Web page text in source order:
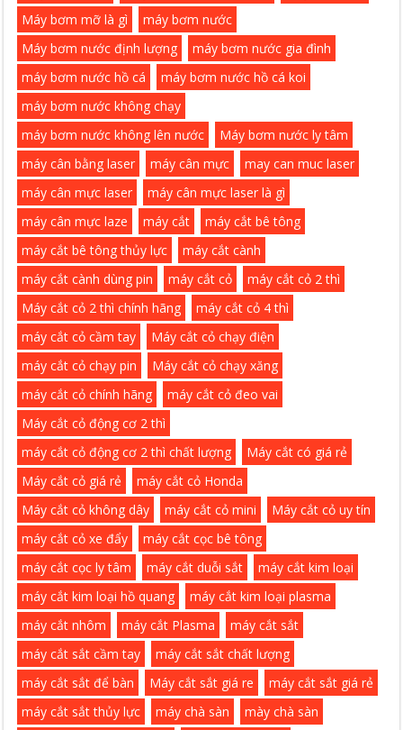
Máy bơm mỡ là gì
máy bơm nước
Máy bơm nước định lượng
máy bơm nước gia đình
máy bơm nước hồ cá
máy bơm nước hồ cá koi
máy bơm nước không chạy
máy bơm nước không lên nước
Máy bơm nước ly tâm
máy cân bằng laser
máy cân mực
may can muc laser
máy cân mực laser
máy cân mực laser là gì
máy cân mực laze
máy cắt
máy cắt bê tông
máy cắt bê tông thủy lực
máy cắt cành
máy cắt cành dùng pin
máy cắt cỏ
máy cắt cỏ 2 thì
Máy cắt cỏ 2 thì chính hãng
máy cắt cỏ 4 thì
máy cắt cỏ cầm tay
Máy cắt cỏ chạy điện
máy cắt cỏ chạy pin
Máy cắt cỏ chạy xăng
máy cắt cỏ chính hãng
máy cắt cỏ đeo vai
Máy cắt cỏ động cơ 2 thì
máy cắt cỏ động cơ 2 thì chất lượng
Máy cắt có giá rẻ
Máy cắt cỏ giá rẻ
máy cắt cỏ Honda
Máy cắt cỏ không dây
máy cắt cỏ mini
Máy cắt cỏ uy tín
máy cắt cỏ xe đẩy
máy cắt cọc bê tông
máy cắt cọc ly tâm
máy cắt duỗi sắt
máy cắt kim loại
máy cắt kim loại hồ quang
máy cắt kim loại plasma
máy cắt nhôm
máy cắt Plasma
máy cắt sắt
máy cắt sắt cầm tay
máy cắt sắt chất lượng
máy cắt sắt để bàn
Máy cắt sắt giá re
máy cắt sắt giá rẻ
máy cắt sắt thủy lực
máy chà sàn
mày chà sàn